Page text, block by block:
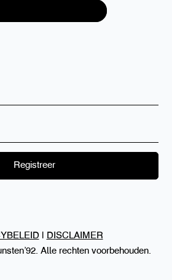
|
DISCLAIMER
Alle rechten voorbehouden.